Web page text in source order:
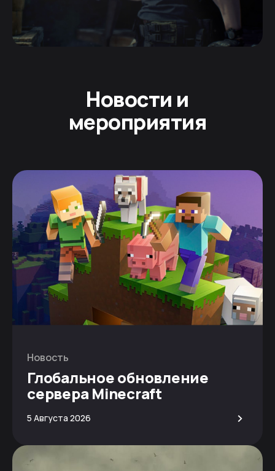
Новости и
мероприятия
Новость
Глобальное обновление
сервера Minecraft
5 Августа 2026 >